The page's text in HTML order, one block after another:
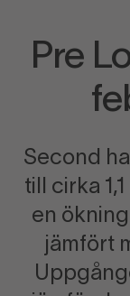
Pre
Second
till cirka
en
jämfört